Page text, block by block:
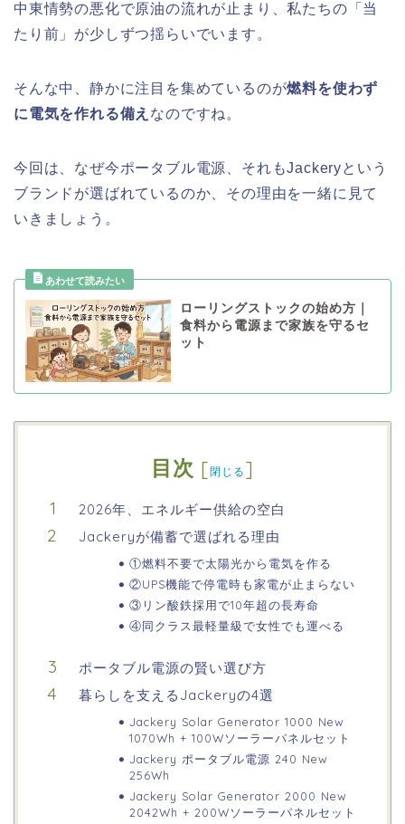
中東情勢の悪化で原油の流れが止まり、私たちの「当
たり前」が少しずつ揺らいでいます。
そんな中、静かに注目を集めているのが燃料を使わず
に電気を作れる備え なのですね。
今回は、なぜ今ポータブル電源、それもJackeryという
ブランドが選ばれているのか、その理由を一緒に見て
いきましょう。
ローリングストックの始め方｜
食料から電源まで家族を守るセ
ット
目次 [閉じる ]
2026年、エネルギー供給の空白
Jackeryが備蓄で選ばれる理由
①燃料不要で太陽光から電気を作る
②UPS機能で停電時も家電が止まらない
③リン酸鉄採用で10年超の長寿命
④同クラス最軽量級で女性でも運べる
ポータブル電源の賢い選び方
暮らしを支えるJackeryの4選
Jackery Solar Generator 1000 New
1070Wh + 100Wソーラーパネルセット
Jackery ポータブル電源 240 New
256Wh
Jackery Solar Generator 2000 New
2042Wh + 200Wソーラーパネルセット